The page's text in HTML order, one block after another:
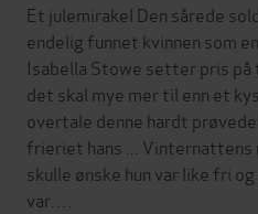
Et julemirakel Den sårede
endelig funnet kvinnen som
Isabella Stowe setter pris på
det skal mye mer til enn et
overtale denne hardt
frieriet hans ... Vinternattens
skulle ønske hun var like fri
var.…